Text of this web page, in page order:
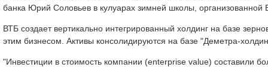
банка Юрий Соловьев в кулуарах зимней школы,
ВТБ создает вертикально интегрированный холдинг на базе
этим бизнесом. Активы консолидируются на базе "Деметра-
"Инвестиции в стоимость компании (enterprise value) составили